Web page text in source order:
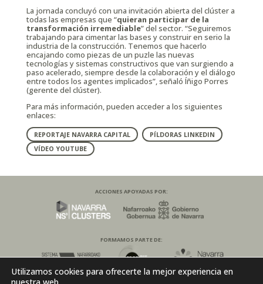
La jornada concluyó con una invitación abierta del clúster a
todas las empresas que “quieran participar de la
transformación irremediable” del sector. “Seguiremos
trabajando para cimentar las bases y construir en serio la
industria de la construcción. Tenemos que hacerlo
encajando como piezas de un puzle las nuevas
tecnologías y sistemas constructivos que van surgiendo a
paso acelerado, siempre desde la colaboración y el diálogo
entre todos los agentes implicados”, señaló Íñigo Porres
(gerente del clúster).
Para más información, pueden acceder a los siguientes
enlaces:
REPORTAJE NAVARRA CAPITAL
PÍLDORAS LINKEDIN
VÍDEO YOUTUBE
ACCIONES APOYADAS POR:
FORMAMOS PARTE DE:
Utilizamos cookies para ofrecerte la mejor experiencia en